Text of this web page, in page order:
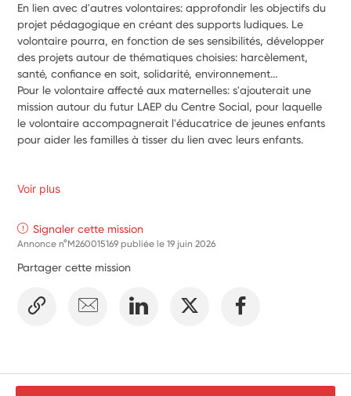
En lien avec d'autres volontaires: approfondir les objectifs du
projet pédagogique en créant des supports ludiques. Le
volontaire pourra, en fonction de ses sensibilités, développer
des projets autour de thématiques choisies: harcèlement,
santé, confiance en soit, solidarité, environnement...
Pour le volontaire affecté aux maternelles: s'ajouterait une
mission autour du futur LAEP du Centre Social, pour laquelle
le volontaire accompagnerait l'éducatrice de jeunes enfants
Voir plus
Signaler cette mission
Annonce n°M260015169 publiée le19 juin 2026
Partager cette mission